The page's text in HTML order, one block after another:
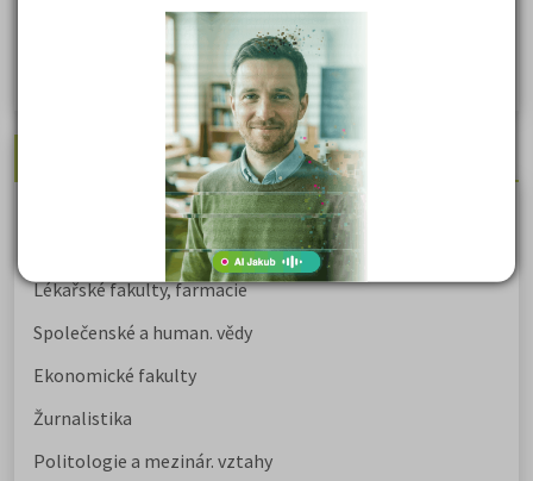
Sociologie - testy na přijímačky VŠ
Biologie - testy na přij. zk. z medicíny
Nejžádanější kurzy
Právnické fakulty
Lékařské fakulty, farmacie
Společenské a human. vědy
Ekonomické fakulty
Žurnalistika
Politologie a mezinár. vztahy